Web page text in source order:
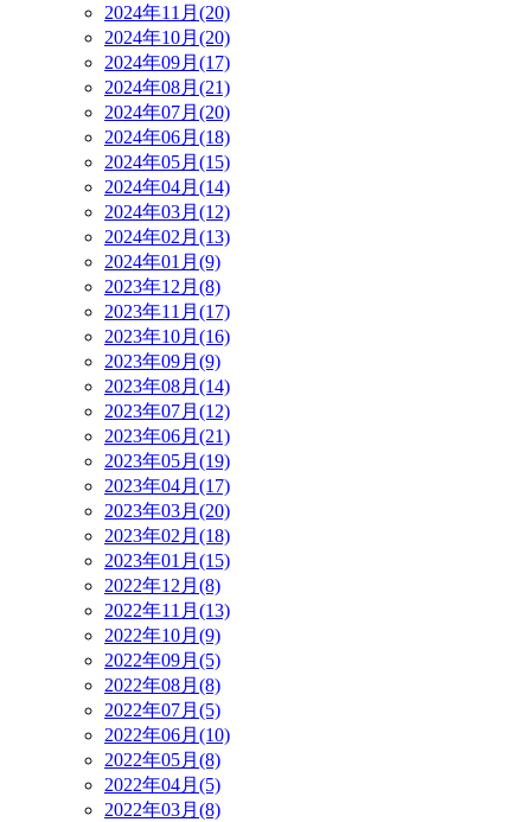
2024年11月(20)
2024年10月(20)
2024年09月(17)
2024年08月(21)
2024年07月(20)
2024年06月(18)
2024年05月(15)
2024年04月(14)
2024年03月(12)
2024年02月(13)
2024年01月(9)
2023年12月(8)
2023年11月(17)
2023年10月(16)
2023年09月(9)
2023年08月(14)
2023年07月(12)
2023年06月(21)
2023年05月(19)
2023年04月(17)
2023年03月(20)
2023年02月(18)
2023年01月(15)
2022年12月(8)
2022年11月(13)
2022年10月(9)
2022年09月(5)
2022年08月(8)
2022年07月(5)
2022年06月(10)
2022年05月(8)
2022年04月(5)
2022年03月(8)